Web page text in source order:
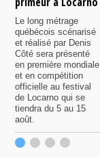
Le long métrage
québécois scénarisé
et réalisé par Denis
Côté sera présenté
en première mondiale
et en compétition
officielle au festival
de Locarno qui se
tiendra du 5 au 15
août.